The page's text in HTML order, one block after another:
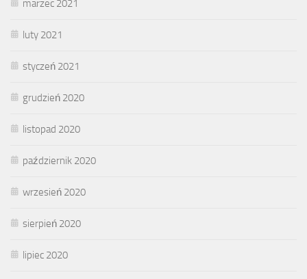
marzec 2021
luty 2021
styczeń 2021
grudzień 2020
listopad 2020
październik 2020
wrzesień 2020
sierpień 2020
lipiec 2020